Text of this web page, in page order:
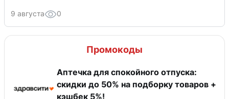
9 августа 0
Промокоды
Аптечка для спокойного отпуска:
скидки до 50% на подборку товаров +
кэшбек 5%!